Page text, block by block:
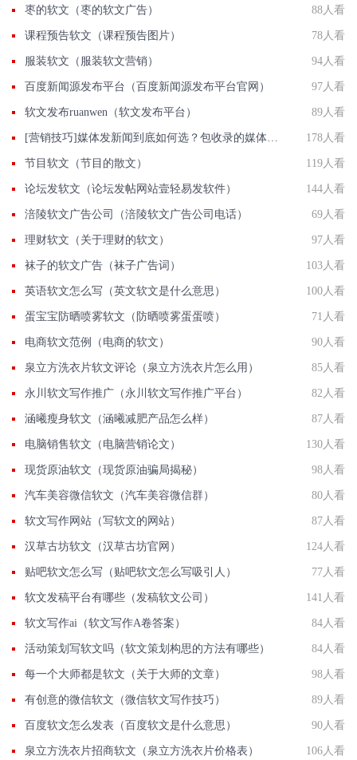
枣的软文（枣的软文广告） 88人看
课程预告软文（课程预告图片） 78人看
服装软文（服装软文营销） 94人看
百度新闻源发布平台（百度新闻源发布平台官网） 97人看
软文发布ruanwen（软文发布平台） 89人看
[营销技巧]媒体发新闻到底如何选？包收录的媒体有那些？国发软文网在线解答 178人看
节目软文（节目的散文） 119人看
论坛发软文（论坛发帖网站壹轻易发软件） 144人看
涪陵软文广告公司（涪陵软文广告公司电话） 69人看
理财软文（关于理财的软文） 97人看
袜子的软文广告（袜子广告词） 103人看
英语软文怎么写（英文软文是什么意思） 100人看
蛋宝宝防晒喷雾软文（防晒喷雾蛋蛋喷） 71人看
电商软文范例（电商的软文） 90人看
泉立方洗衣片软文评论（泉立方洗衣片怎么用） 85人看
永川软文写作推广（永川软文写作推广平台） 82人看
涵曦瘦身软文（涵曦减肥产品怎么样） 87人看
电脑销售软文（电脑营销论文） 130人看
现货原油软文（现货原油骗局揭秘） 98人看
汽车美容微信软文（汽车美容微信群） 80人看
软文写作网站（写软文的网站） 87人看
汉草古坊软文（汉草古坊官网） 124人看
贴吧软文怎么写（贴吧软文怎么写吸引人） 77人看
软文发稿平台有哪些（发稿软文公司） 141人看
软文写作ai（软文写作A卷答案） 84人看
活动策划写软文吗（软文策划构思的方法有哪些） 84人看
每一个大师都是软文（关于大师的文章） 98人看
有创意的微信软文（微信软文写作技巧） 89人看
百度软文怎么发表（百度软文是什么意思） 90人看
泉立方洗衣片招商软文（泉立方洗衣片价格表） 106人看